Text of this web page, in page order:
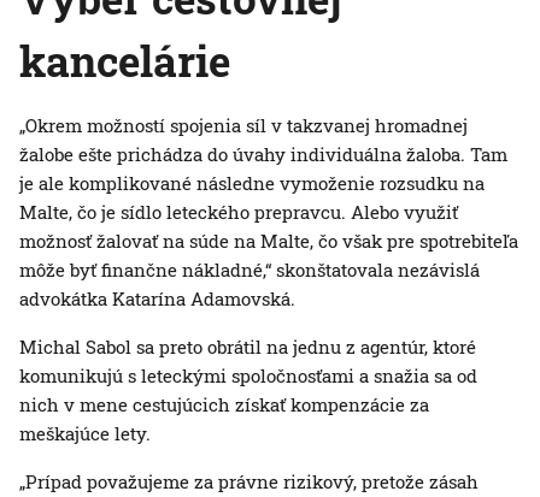
kancelárie
„Okrem možností spojenia síl v takzvanej hromadnej
žalobe ešte prichádza do úvahy individuálna žaloba. Tam
je ale komplikované následne vymoženie rozsudku na
Malte, čo je sídlo leteckého prepravcu. Alebo využiť
možnosť žalovať na súde na Malte, čo však pre spotrebiteľa
môže byť finančne nákladné,“ skonštatovala nezávislá
advokátka Katarína Adamovská.
Michal Sabol sa preto obrátil na jednu z agentúr, ktoré
komunikujú s leteckými spoločnosťami a snažia sa od
nich v mene cestujúcich získať kompenzácie za
meškajúce lety.
„Prípad považujeme za právne rizikový, pretože zásah